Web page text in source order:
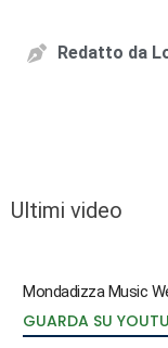
Redatto da
Ultimi video
Mondadizza Music
GUARDA SU